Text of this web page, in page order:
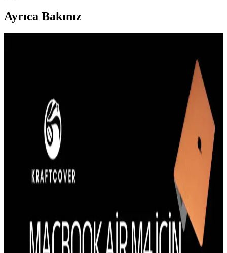
Ayrıca Bakınız
İphone 8 Plus kullanıcıları için dayanıklı ve estetik kılıf seçenekleri,
yüksek koruma ve şıklık sunar. Malzeme ve tasarım detaylarına
dikkat ederek uzun ömürlü seçimler yapabilirsiniz.
iPhone 13 Kılıfı Kullanıcı Yorumları ve Çeşitleri
Hakkında Bilgi
iPhone 13 kılıfı kullanıcı yorumları ve farklı kılıf türleri hakkında
bilgiler, koruma, tasarım ve kullanım kolaylığı gibi önemli noktaları
Galaxy S23 İçin MagSafe Uyumlu Kılıf Durumu ve
Galaxy S23 için resmi veya önerilen MagSafe uyumlu kılıf
seçenekleri bulunmamaktadır. Alternatif manyetik çözümler veya
farklı kılıf seçenekleri değerlendirilmelidir.